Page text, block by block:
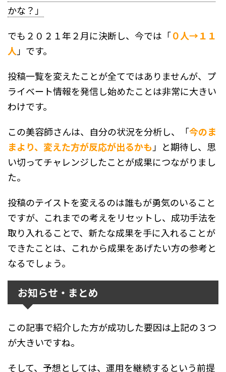
かな？」
でも２０２１年２月に決断し、今では「０人→１１
人 」です。
投稿一覧を変えたことが全てではありませんが、プ
ライベート情報を発信し始めたことは非常に大きい
わけです。
この美容師さんは、自分の状況を分析し、「今のま
まより、変えた方が反応が出るかも 」と期待し、思
い切ってチャレンジしたことが成果につながりまし
た。
投稿のテイストを変えるのは誰もが勇気のいること
ですが、これまでの考えをリセットし、成功手法を
取り入れることで、新たな成果を手に入れることが
できたことは、これから成果をあげたい方の参考と
なるでしょう。
お知らせ・まとめ
この記事で紹介した方が成功した要因は上記の３つ
が大きいですね。
そして、予想としては、運用を継続するという前提